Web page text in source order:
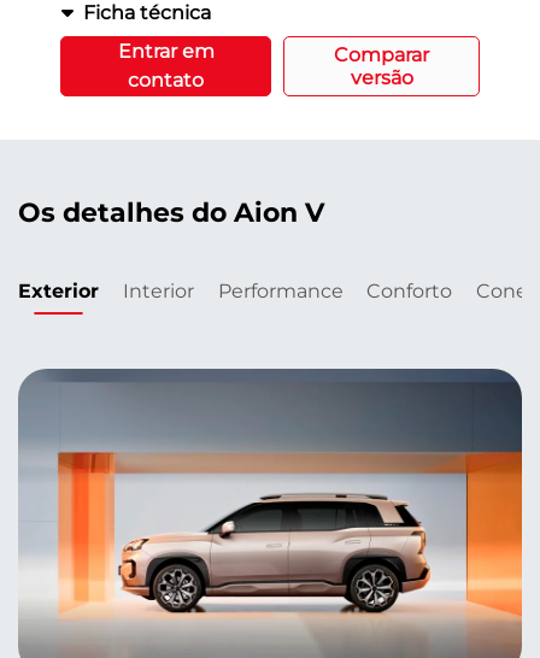
Ficha técnica
Entrar em
contato
Comparar
versão
Os detalhes do Aion V
Exterior Interior Performance Conforto